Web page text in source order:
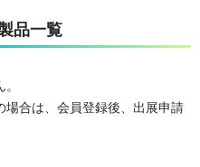
品一覧
場合は、会員登録後、出展申請